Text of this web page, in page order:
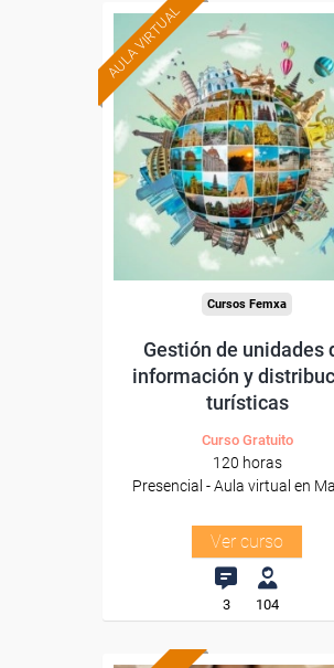
AULA VIRTUAL Formación 100%
subvencionada.
Para desempleados,
trabajadores y autónomos.
Para todos los sectores.
Cursos Femxa
Gestión de unidades
información y
turísticas
Curso Gratuito
120 horas
Presencial - Aula virtual en
Ver curso
3 104